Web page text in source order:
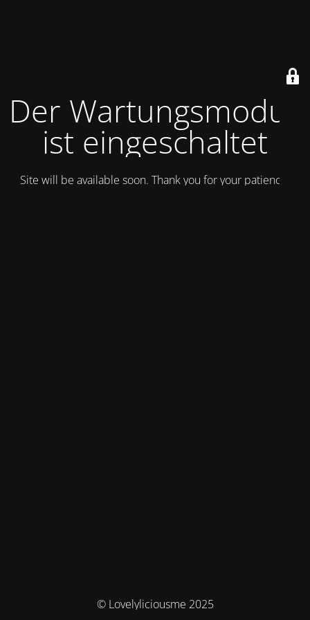
Der Wartungsmodus
ist eingeschaltet
Site will be available soon. Thank you for your patience!
© Lovelyliciousme 2025